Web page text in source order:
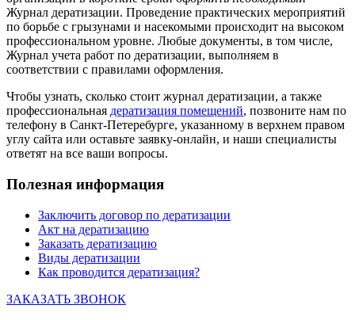
Журнал дератизации. Проведение практических мероприятий
по борьбе с грызунами и насекомыми происходит на высоком
профессиональном уровне. Любые документы, в том числе,
Журнал учета работ по дератизации, выполняем в
соответствии с правилами оформления.
Чтобы узнать, сколько стоит журнал дератизации, а также
профессиональная дератизация помещений, позвоните нам по
телефону в Санкт-Петеребурге, указанному в верхнем правом
углу сайта или оставьте заявку-онлайн, и наши специалисты
ответят на все ваши вопросы.
Полезная информация
Заключить договор по дератизации
Акт на дератизацию
Заказать дератизацию
Виды дератизации
Как проводится дератизация?
ЗАКАЗАТЬ ЗВОНОК